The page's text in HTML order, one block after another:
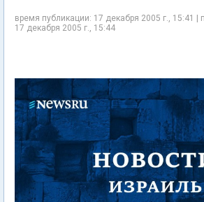
время публикации: 17 декабря 2005 г., 15:41
17 декабря 2005 г., 15:44